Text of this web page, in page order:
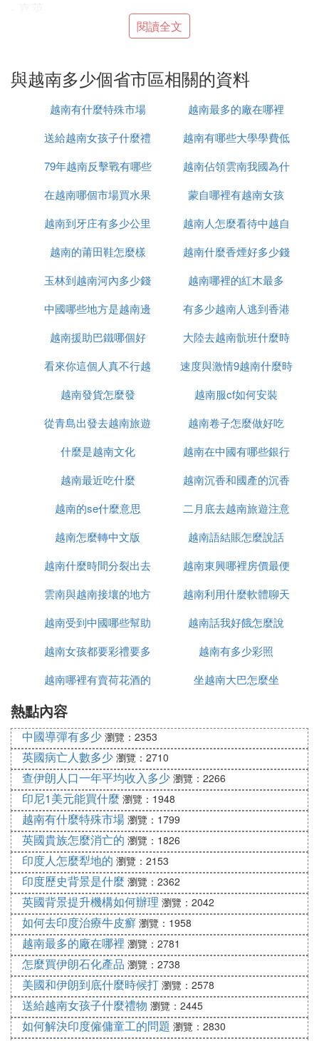
- 多農
- 胡志明市
- 巴地-頭頓
- 芹苴市
問題二：越南的國土面積為331,210平方公里，相當
問題三：越南的國土面積為331,210平方公里，相當
於中國的山東省和河南省的總和。
問題五：越南西北地區的四個省分別是：
- 萊州省（首府：萊州市）
- 和平省（首府：和平市）
- 奠邊省（首府：奠邊府）
問題六：越南有169個市縣鎮。
問題七：越南的省份包括：
- 安江
- 北江
- 北件
- 薄遼
- 北寧
- 巴地頭頓
- 檳小⑵蕉ā⑵窖簟⑵礁！⑵剿場⒔痍薄⒏咂健⒌美幀
⒌門
- 奠邊
- 同奈
- 同塔
- 嘉萊
- 河江
- 海陽
- 河南
- 河靜
- 和平
- 後江
閱讀全文
與越南多少個省市區相關的資料
越南有什麼特殊市場
越南最多的廠在哪裡
送給越南女孩子什麼禮
物
越南有哪些大學學費低
79年越南反擊戰有哪些
人
越南佔領雲南我國為什
麼未先進攻
在越南哪個市場買水果
最便宜
蒙自哪裡有越南女孩
越南到牙庄有多少公里
越南人怎麼看待中越自
衛戰
越南的莆田鞋怎麼樣
越南什麼香煙好多少錢
玉林到越南河內多少錢
越南哪裡的紅木最多
中國哪些地方是越南邊
境
有多少越南人逃到香港
越南援助巴鐵哪個好
大陸去越南骯班什麼時
候能正常
看來你這個人真不行越
南語怎麼說
速度與激情9越南什麼時
候上映
越南發貨怎麼發
越南服cf如何安裝
從青島出發去越南旅遊
怎麼辦
越南卷子怎麼做好吃
什麼是越南文化
越南在中國有哪些銀行
越南最近吃什麼
越南沉香和國產的沉香
什麼區別
越南的se什麼意思
二月底去越南旅遊注意
什麼
越南怎麼轉中文版
越南語結賬怎麼說話
越南什麼時間分裂出去
的
越南東興哪裡房價最便
宜
雲南與越南接壤的地方
有哪些
越南利用什麼軟體聊天
越南受到中國哪些幫助
越南話我好餓怎麼說
越南女孩都要彩禮要多
少錢
越南有多少彩照
越南哪裡有賣荷花酒的
坐越南大巴怎麼坐
熱點內容
中國導彈有多少 瀏覽：2353
英國病亡人數多少 瀏覽：2710
查伊朗人口一年平均收入多少 瀏覽：2266
印尼1美元能買什麼 瀏覽：1948
越南有什麼特殊市場 瀏覽：1799
英國貴族怎麼消亡的 瀏覽：1826
印度人怎麼犁地的 瀏覽：2153
印度歷史背景是什麼 瀏覽：2362
英國背景提升機構如何辦理 瀏覽：2042
如何去印度治療牛皮癬 瀏覽：1958
越南最多的廠在哪裡 瀏覽：2781
怎麼買伊朗石化產品 瀏覽：2738
美國和伊朗到底什麼時候打 瀏覽：2578
送給越南女孩子什麼禮物 瀏覽：2445
如何解決印度僱傭童工的問題 瀏覽：2830